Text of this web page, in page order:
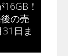
！
の売
日ま